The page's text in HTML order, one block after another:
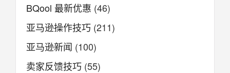
BQool 最新优惠 (46)
亚马逊操作技巧 (211)
亚马逊新闻 (100)
卖家反馈技巧 (55)